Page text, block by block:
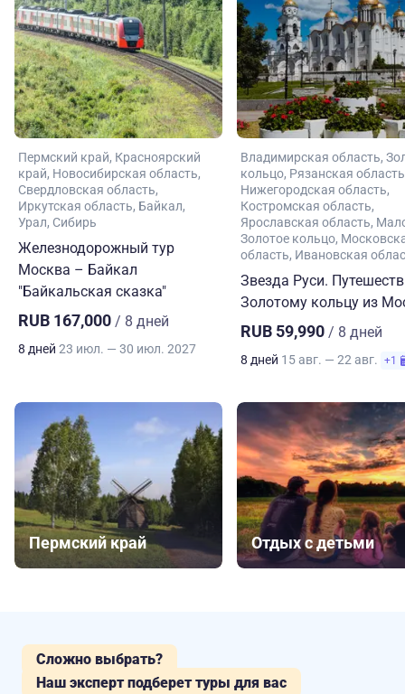
Пермский край Красноярский
край Новосибирская область
Свердловская область
Иркутская область Байкал
Урал Сибирь
Железнодорожный тур
Москва – Байкал
"Байкальская сказка"
RUB 167,000 / 8 дней
8 дней 23 июл. — 30 июл. 2027
Владимирская область
кольцо Рязанская область
Нижегородская область
Костромская область
Ярославская область
Золотое кольцо
область Ивановская
Звезда Руси.
Золотому кольцу из
RUB 59,990 / 8 дней
8 дней 15 авг. — 22 авг. +1
Пермский край Отдых с детьми
Сложно выбрать?
Наш эксперт подберет туры для вас